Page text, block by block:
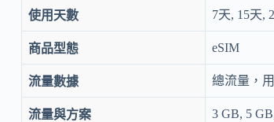
天
｜
Truemove
電
信
｜
4G/5G
使用天數 7天, 15天,
商品型態 eSIM
流量數據 總流量，
流量與方案 3 GB, 5